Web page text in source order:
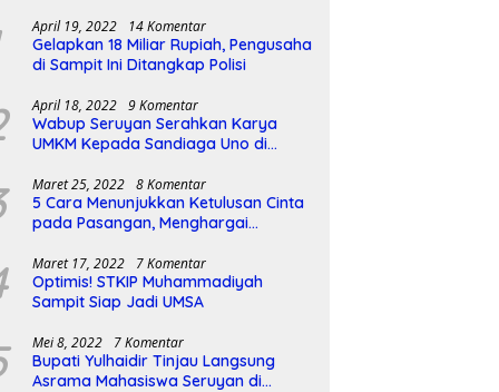
April 19, 2022 14 Komentar
Gelapkan 18 Miliar Rupiah, Pengusaha
di Sampit Ini Ditangkap Polisi
April 18, 2022 9 Komentar
Wabup Seruyan Serahkan Karya
UMKM Kepada Sandiaga Uno di
Maret 25, 2022 8 Komentar
5 Cara Menunjukkan Ketulusan Cinta
pada Pasangan, Menghargai
Maret 17, 2022 7 Komentar
Optimis! STKIP Muhammadiyah
Sampit Siap Jadi UMSA
Mei 8, 2022 7 Komentar
Bupati Yulhaidir Tinjau Langsung
Asrama Mahasiswa Seruyan di